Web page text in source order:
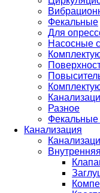
Фекальные
Для
Насосные
Разное
Фекальные
Канализация
Внутренняя